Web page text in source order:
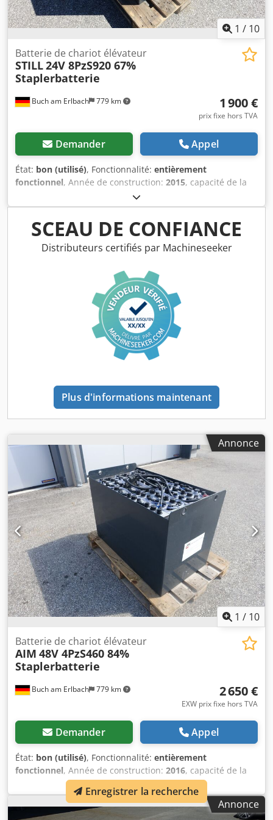
1 / 10
Buch am Erlbach 779 km
Batterie de chariot élévateur
STILL24V 8PzS920 67%
Staplerbatterie
1 900 €
prix fixe hors TVA
Demander Appel
État: bon (utilisé), Fonctionnalité: entièrement
fonctionnel, Année de construction: 2015, capacité de la
, capacité restante de la batterie:
pourcentage, tension de la batterie:24 V, longueur totale:
827 mm, largeur totale:485 mm, hauteur totale:630 mm
poids total:668 kg, Batterie pour chariot élévateur 24V
8PzS920, batterie testée à 67 %. Année de fabrication :
630 mm Identique à la batterie 24 V 8PzS1000. La batterie
a été entretenue et testée par une entreprise spécialisée.
Djdpfszl Dvdox Ahujwa Test de capacité (test de décharge
C5) : 618 Ah / batterie 920 Ah. Capacité restante : 67 %.
Équipée d’un système de remplissage Aquamatik (BFS).
Équipée de boulons de borne, mais SANS dérivation finale.
SCEAU DE CONFIANCE
Distributeurs certifiés par Machineseeker
Plus d'informations maintenant
Annonce
1 / 10
Buch am Erlbach 779 km
Batterie de chariot élévateur
AIM 48V 4PzS460 84%
Staplerbatterie
2 650 €
EXW prix fixe hors TVA
Demander Appel
État: bon (utilisé), Fonctionnalité: entièrement
fonctionnel, Année de construction: 2016, capacité de la
460 Ah, capacité restante de la batterie:
pourcentage
, tension de la batterie:48 V, longueur totale:
975 mm, largeur totale:540 mm, hauteur totale: 675 mm,
Annonce
Enregistrer la recherche